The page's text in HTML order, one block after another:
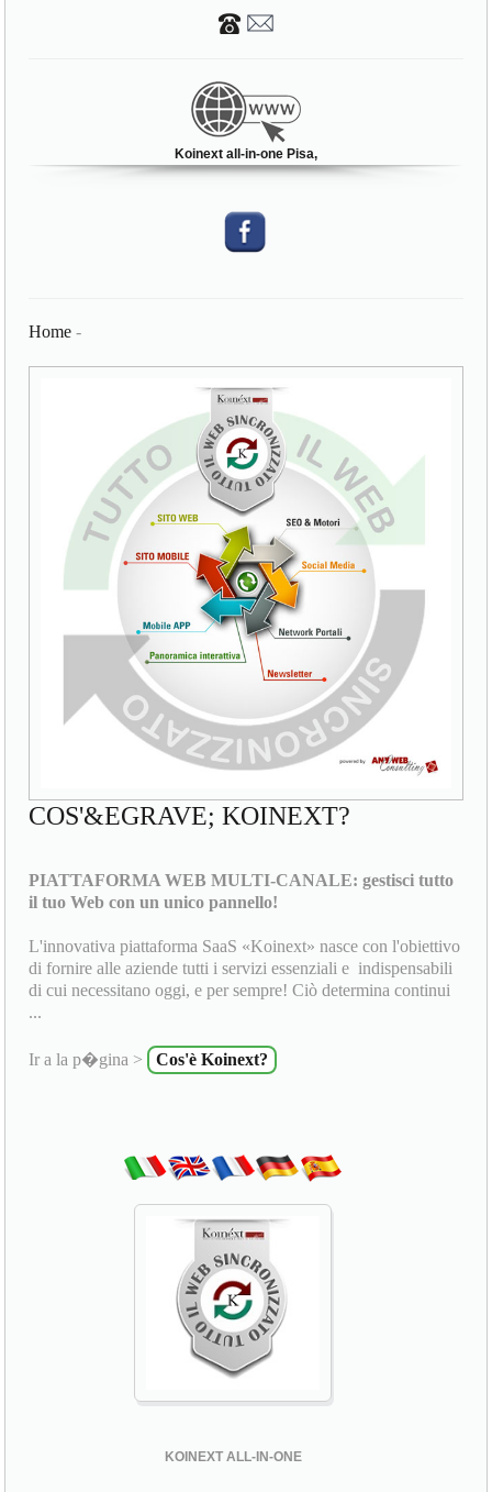
Koinext all-in-one Pisa,
Home -
COS'&EGRAVE; KOINEXT?
PIATTAFORMA WEB MULTI-CANALE: gestisci tutto
il tuo Web con un unico pannello!
L'innovativa piattaforma SaaS «Koinext» nasce con l'obiettivo
di fornire alle aziende tutti i servizi essenziali e indispensabili
di cui necessitano oggi, e per sempre! Ciò determina continui
...
Ir a la p�gina > Cos'è Koinext?
KOINEXT ALL-IN-ONE